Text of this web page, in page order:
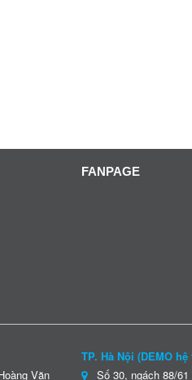
FANPAGE
Văn
TP. Hà Nội (DEMO
Số 30, ngách 88/61